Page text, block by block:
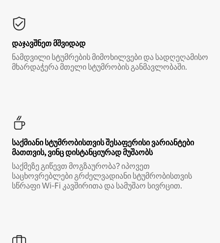
დაჯავშნეთ მშვიდად
ნამდვილი სტუმრების მიმოხილვები და სადღეღამისო
მხარდაჭერა მთელი სტუმრობის განმავლობაში.
საქმიანი სტუმრობისთვის შესაფერისი ვარიანტები
მათთვის, ვინც დისტანციურად მუშაობს
საქმეზე გიწევთ მოგზაურობა? იპოვეთ
საცხოვრებლები გრძელვადიანი სტუმრობისთვის
სწრაფი Wi‑Fi კავშირითა და სამუშაო სივრცით.